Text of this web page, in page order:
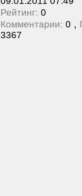
Рейтинг: 0
Комментарии: 0 ,
3367